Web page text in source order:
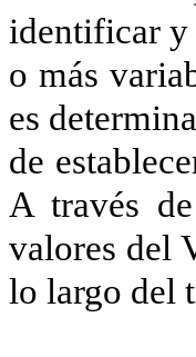
identificar y
o más
es
de
A través
valores del
lo largo del